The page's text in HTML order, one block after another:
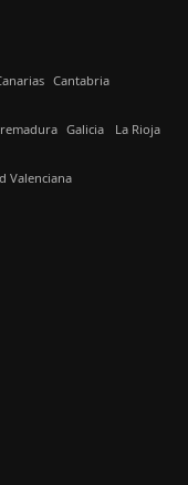
Cantabria
Galicia La Rioja
Valenciana